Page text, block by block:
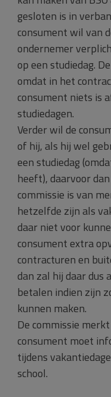
gesloten is in
consument wil van
ondernemer
op een studiedag.
omdat in het
consument niets is
studiedagen.
Verder wil de
of hij, als hij wel
een studiedag
heeft), daarvoor
commissie is van
hetzelfde zijn als
daar niet voor
consument extra
contracturen en
dan zal hij daar dus
betalen indien zijn
kunnen maken.
De commissie
consument moet
tijdens
school.